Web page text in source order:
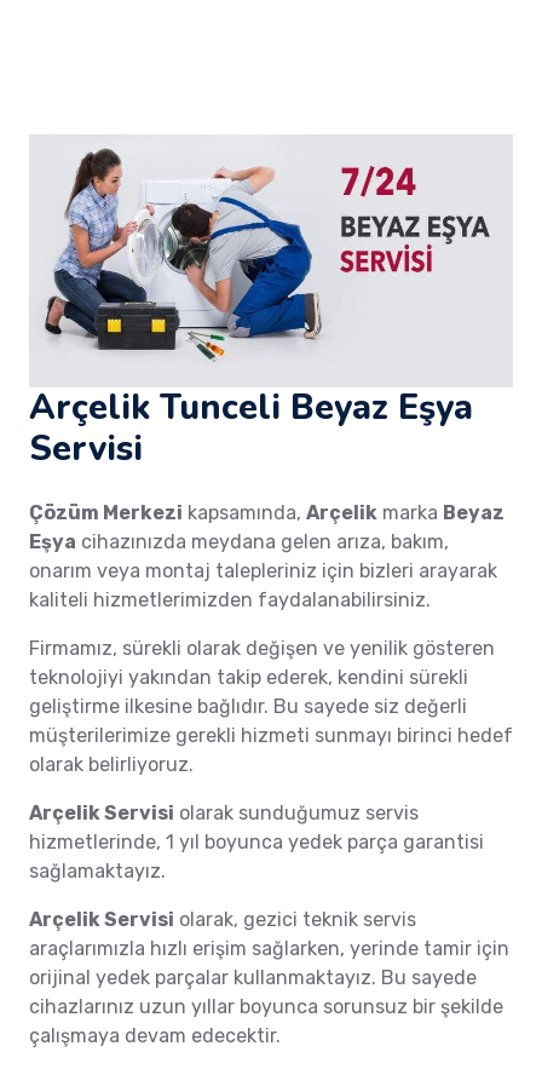
Arçelik Tunceli Beyaz Eşya
Servisi
Çözüm Merkezi kapsamında, Arçelik marka Beyaz
Eşya cihazınızda meydana gelen arıza, bakım,
onarım veya montaj talepleriniz için bizleri arayarak
kaliteli hizmetlerimizden faydalanabilirsiniz.
Firmamız, sürekli olarak değişen ve yenilik gösteren
teknolojiyi yakından takip ederek, kendini sürekli
geliştirme ilkesine bağlıdır. Bu sayede siz değerli
müşterilerimize gerekli hizmeti sunmayı birinci hedef
olarak belirliyoruz.
Arçelik Servisi olarak sunduğumuz servis
hizmetlerinde, 1 yıl boyunca yedek parça garantisi
sağlamaktayız.
Arçelik Servisi olarak, gezici teknik servis
araçlarımızla hızlı erişim sağlarken, yerinde tamir için
orijinal yedek parçalar kullanmaktayız. Bu sayede
cihazlarınız uzun yıllar boyunca sorunsuz bir şekilde
çalışmaya devam edecektir.